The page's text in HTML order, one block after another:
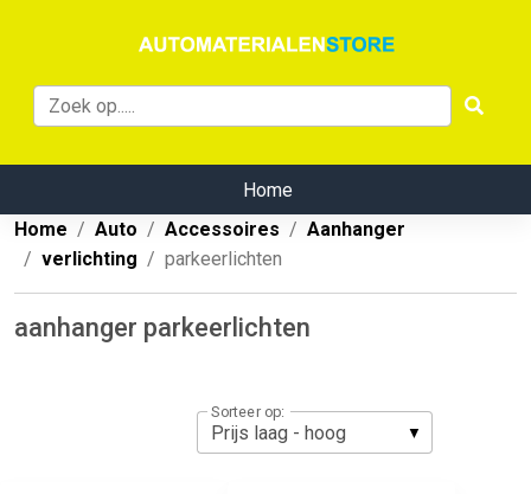
Home
Home
Auto Accessoires
Aanhanger
verlichting
parkeerlichten
aanhanger parkeerlichten
Sorteer op: